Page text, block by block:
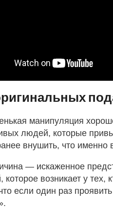
манипуляция
людей, которые
внушить, что именно
— искаженное
возникает у тех,
если один раз